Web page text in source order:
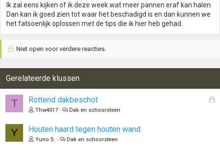
Ik zal eens kijken of ik deze week wat meer pannen eraf kan halen.
Dan kan ik goed zien tot waar het beschadigd is en dan kunnen we
het fatsoenlijk oplossen met de tips die ik hier heb gehad.
Niet open voor verdere reacties.
Gerelateerde klussen
T
G
Rottend dakbeschot
Thw4017 Dak en schoorsteen
Y Houten haard tegen houten wand
Yuno S. Dak en schoorsteen